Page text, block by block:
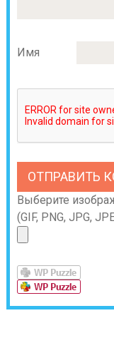
Имя
Выберите
(GIF, PNG, JPG,